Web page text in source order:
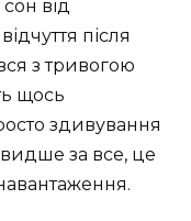
від
після
з тривогою
щось
здивування
за все, це